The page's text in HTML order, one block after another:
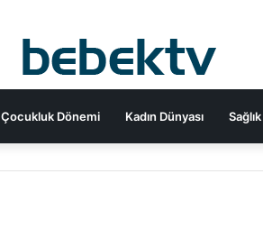
Çocukluk Dönemi Kadın Dünyası Sağlık